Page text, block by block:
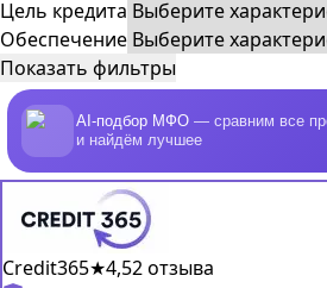
Цель кредита
Обеспечение
Показать фильтры
AI-подбор МФО — сравним все
и найдём лучшее
Credit365★4,52 отзыва